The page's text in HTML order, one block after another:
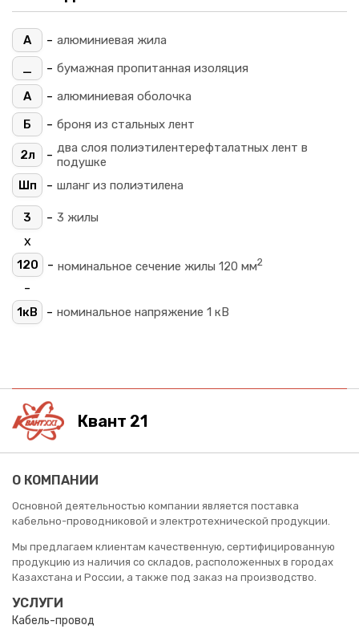
А - алюминиевая жила
_
- бумажная пропитанная изоляция
А
- алюминиевая оболочка
Б
- броня из стальных лент
2л - два слоя полиэтилентерефталатных лент в
подушке
Шп
- шланг из полиэтилена
3 - 3 жилы
х
120 - номинальное сечение жилы 120 мм2
-
1кВ - номинальное напряжение 1 кВ
Квант 21
О КОМПАНИИ
Основной деятельностью компании является поставка
кабельно-проводниковой и электротехнической продукции.
Мы предлагаем клиентам качественную, сертифицированную
продукцию из наличия со складов, расположенных в городах
Казахстана и России, а также под заказ на производство.
УСЛУГИ
Кабель-провод